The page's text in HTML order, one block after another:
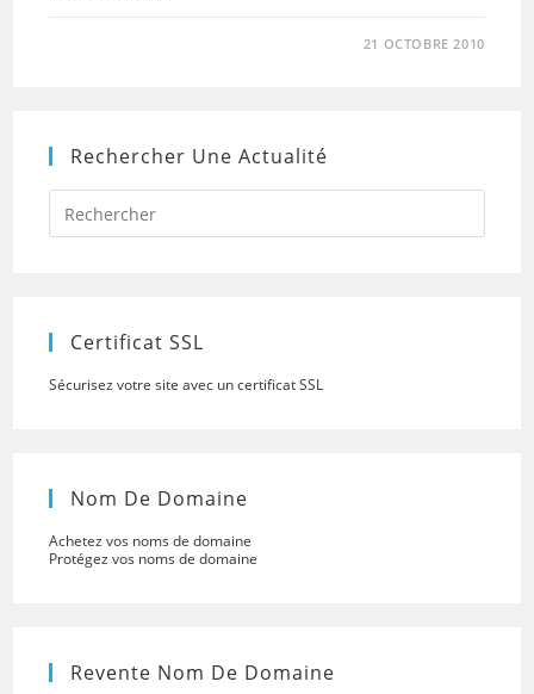
21 OCTOBRE 2010
Rechercher Une Actualité
Press
to
Certificat SSL
Sécurisez votre site avec un certificat SSL
Nom De Domaine
Achetez vos noms de domaine
Protégez vos noms de domaine
Revente Nom De Domaine